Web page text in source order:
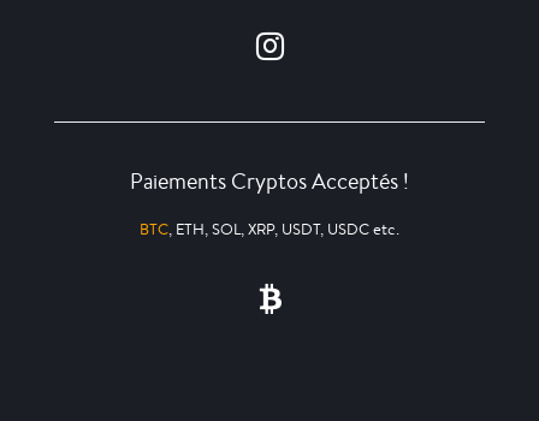
Paiements Cryptos Acceptés !
BTC, ETH, SOL, XRP, USDT, USDC etc.